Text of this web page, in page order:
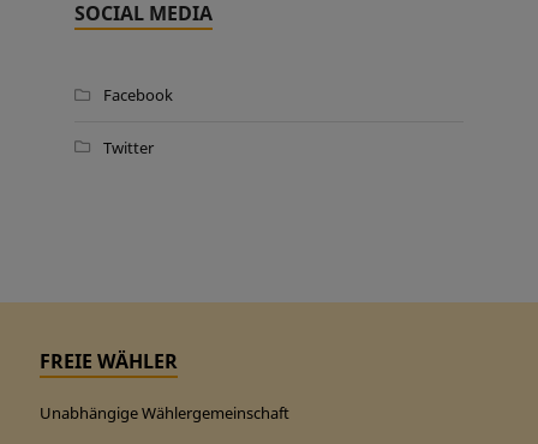
SOCIAL MEDIA
Facebook
Twitter
FREIE WÄHLER
Unabhängige Wählergemeinschaft